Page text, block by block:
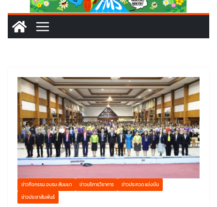
ข่าวกิจกรรม อบรม สัมมนา ข่าวบริการวิชาการ
ข่าวประกวด แข่งขัน
ข่าวประชาสัมพันธ์